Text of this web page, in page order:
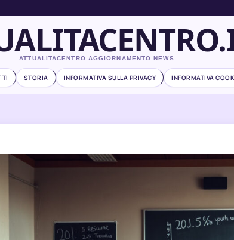
ATTUALITACENTRO AGGIORNAMENTO NEWS
STORIA INFORMATIVA SULLA PRIVACY INFORMATIVA